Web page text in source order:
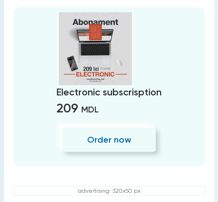
Electronic subscrisption
209 MDL
Order now
advertising: 320x50 px